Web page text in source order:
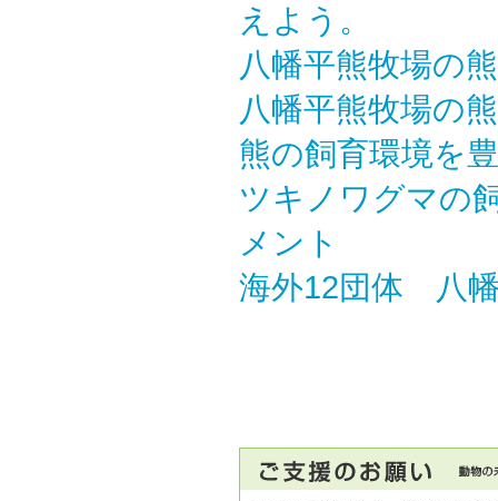
えよう。
八幡平熊牧場の
八幡平熊牧場の
熊の飼育環境を
ツキノワグマの
メント
海外12団体 八